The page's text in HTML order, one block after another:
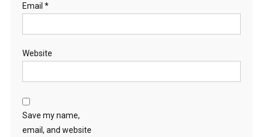
Email *
Website
Save my name,
email, and website